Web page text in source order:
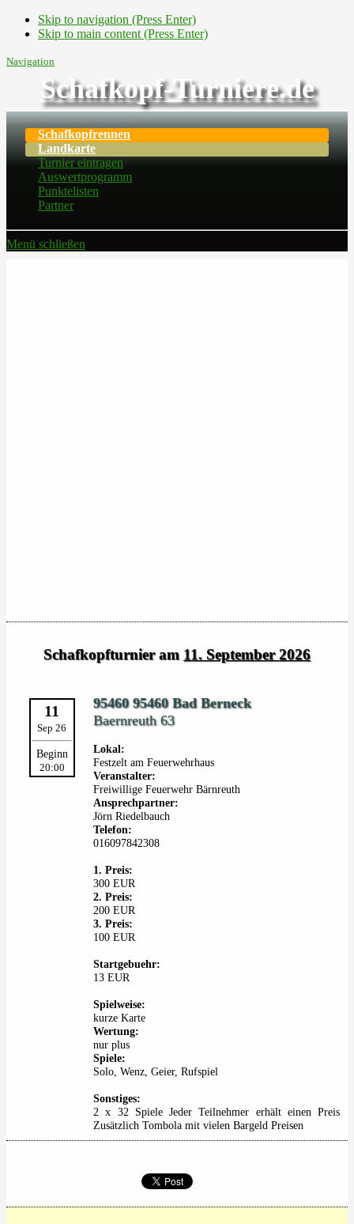
Skip to navigation (Press Enter)
Skip to main content (Press Enter)
Navigation
Schafkopf-Turniere.de
Schafkopfrennen
Landkarte
Turnier eintragen
Auswertprogramm
Punktelisten
Partner
Menü schließen
Schafkopfturnier am 11. September 2026
11
Sep 26
Beginn
20:00
95460 95460 Bad Berneck
Baernreuth 63
Lokal:
Festzelt am Feuerwehrhaus
Veranstalter:
Freiwillige Feuerwehr Bärnreuth
Ansprechpartner:
Jörn Riedelbauch
Telefon:
016097842308
1. Preis:
300 EUR
2. Preis:
200 EUR
3. Preis:
100 EUR
Startgebuehr:
13 EUR
Spielweise:
kurze Karte
Wertung:
nur plus
Spiele:
Solo, Wenz, Geier, Rufspiel
Sonstiges:
2 x 32 Spiele Jeder Teilnehmer erhält einen Preis
Zusätzlich Tombola mit vielen Bargeld Preisen